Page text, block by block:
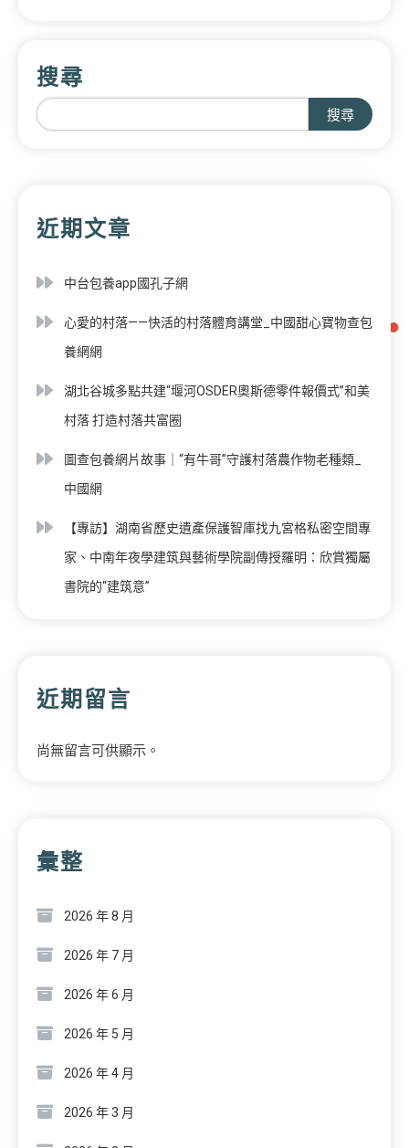
搜尋
搜尋
近期文章
中台包養app國孔子網
心愛的村落——快活的村落體育講堂_中國甜心寶物查包
養網網
湖北谷城多點共建“堰河OSDER奧斯德零件報價式”和美
村落 打造村落共富圈
圖查包養網片故事｜“有牛哥”守護村落農作物老種類_
中國網
【專訪】湖南省歷史遺產保護智庫找九宮格私密空間專
家、中南年夜學建筑與藝術學院副傳授羅明：欣賞獨屬
書院的“建筑意”
近期留言
尚無留言可供顯示。
彙整
2026 年 8 月
2026 年 7 月
2026 年 6 月
2026 年 5 月
2026 年 4 月
2026 年 3 月